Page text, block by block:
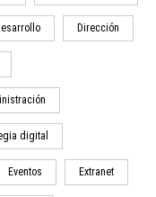
Dirección
digital
Eventos Extranet